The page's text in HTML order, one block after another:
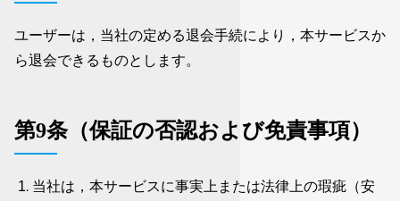
ユーザーは，当社の定める退会手続により，本サービスか
ら退会できるものとします。
第9条（保証の否認および免責事項）
当社は，本サービスに事実上または法律上の瑕疵（安